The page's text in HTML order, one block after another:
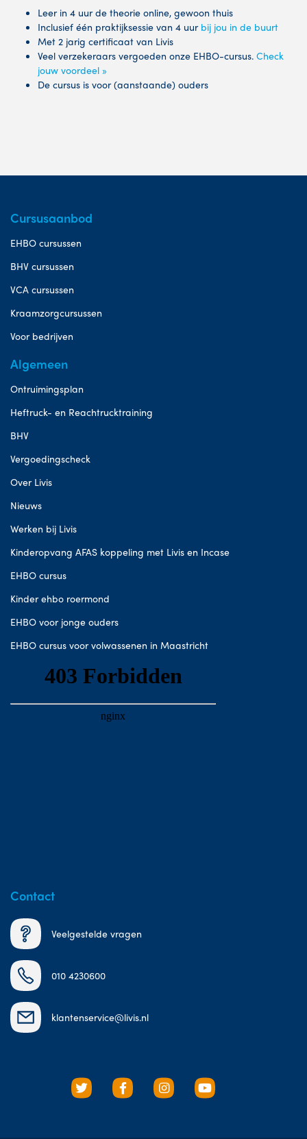
Leer in 4 uur de theorie online, gewoon thuis
Inclusief één praktijksessie van 4 uur bij jou in de buurt
Met 2 jarig certificaat van Livis
Veel verzekeraars vergoeden onze EHBO-cursus. Check
jouw voordeel »
De cursus is voor (aanstaande) ouders
Cursusaanbod
EHBO cursussen
BHV cursussen
VCA cursussen
Kraamzorgcursussen
Voor bedrijven
Algemeen
Ontruimingsplan
Heftruck- en Reachtrucktraining
BHV
Vergoedingscheck
Over Livis
Nieuws
Werken bij Livis
Kinderopvang AFAS koppeling met Livis en Incase
EHBO cursus
Kinder ehbo roermond
EHBO voor jonge ouders
EHBO cursus voor volwassenen in Maastricht
Contact
Veelgestelde vragen
010 4230600
klantenservice@livis.nl